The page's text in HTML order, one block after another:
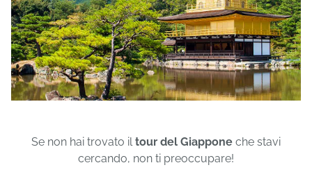
Se non hai trovato iltour del Giappone che stavi
cercando, non ti preoccupare!